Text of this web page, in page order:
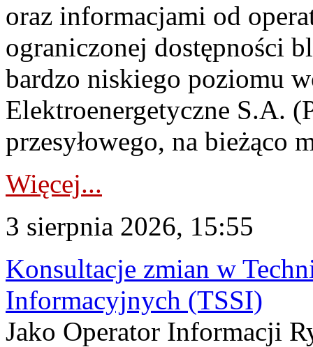
oraz informacjami od
ograniczonej dostępności
bardzo niskiego poziomu
Elektroenergetyczne S.A.
przesyłowego, na bieżąco
Więcej...
3 sierpnia 2026, 15:55
Konsultacje zmian w
Informacyjnych (TSSI)
Jako Operator Informacji